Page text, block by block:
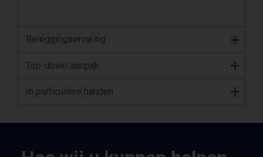
Beleggingservaring
Top-down-aanpak
In particuliere handen